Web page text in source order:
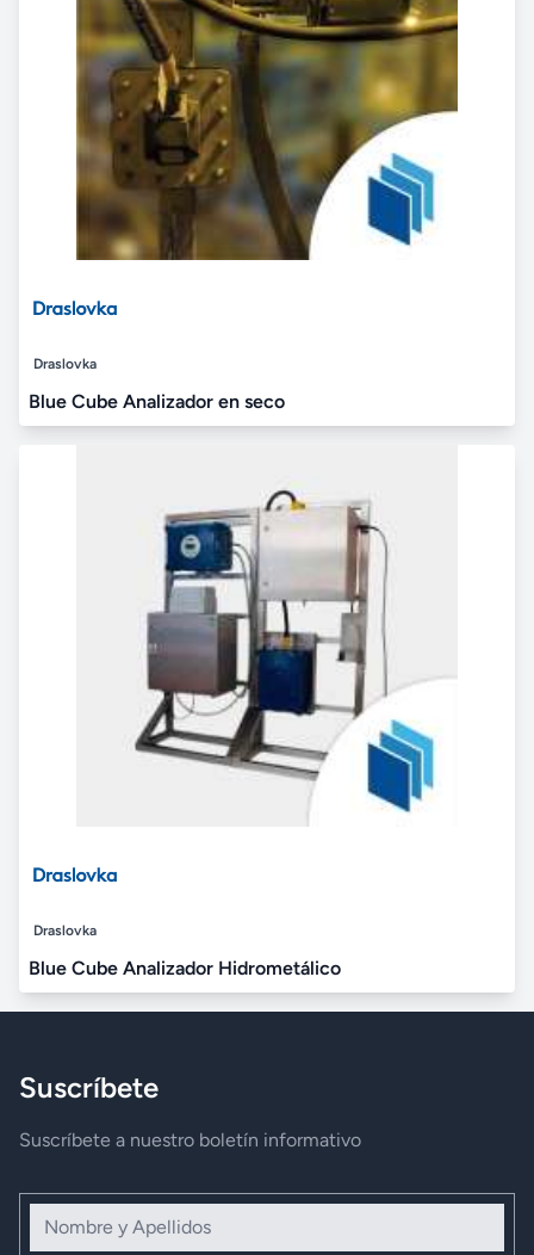
Draslovka
Blue Cube Analizador en seco
Draslovka
Blue Cube Analizador Hidrometálico
Suscríbete
Suscríbete a nuestro boletín informativo
Nombre y Apellidos